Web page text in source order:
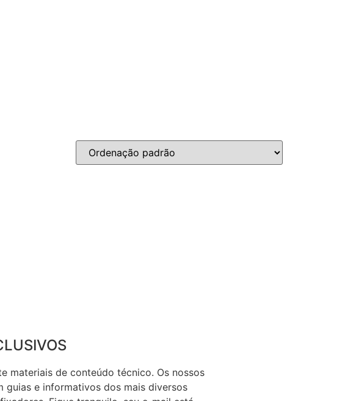
materiais de conteúdo técnico. Os nossos
guias e informativos dos mais diversos